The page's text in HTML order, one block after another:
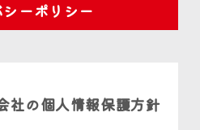
ーポリシー
社の個人情報保護方針